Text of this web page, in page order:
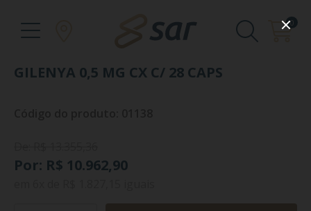
0
GILENYA 0,5 MG CX C/ 28 CAPS
Por: R$ 10.962,90